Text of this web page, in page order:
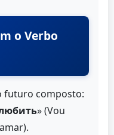
o Verbo
futuro composto:
» (Vou